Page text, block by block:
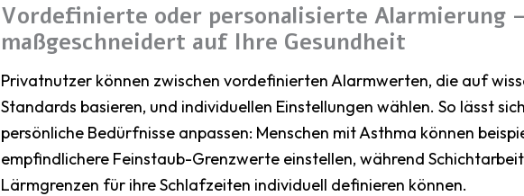
Vordefinierte oder personalisierte Alarmierung –
maßgeschneidert auf Ihre Gesundheit
Privatnutzer können zwischen vordefinierten Alarmwerten, die auf
Standards basieren, und individuellen Einstellungen wählen. So lässt
persönliche Bedürfnisse anpassen: Menschen mit Asthma können
empfindlichere Feinstaub-Grenzwerte einstellen, während
Lärmgrenzen für ihre Schlafzeiten individuell definieren können.